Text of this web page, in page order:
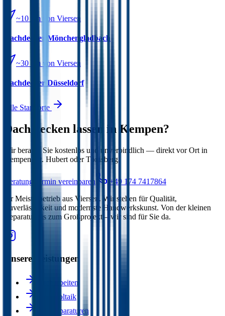
~10 km von Viersen
Dachdecker Mönchengladbach
~30 km von Viersen
Dachdecker Düsseldorf
Alle Standorte
Dach decken lassen in Kempen?
Wir beraten Sie kostenlos und unverbindlich — direkt vor Ort in
Kempen, St. Hubert oder Tönisberg.
Beratungstermin vereinbaren
+49 174 7417864
Ihr Meisterbetrieb aus Viersen. Wir stehen für Qualität,
Zuverlässigkeit und modernste Handwerkskunst. Von der kleinen
Reparatur bis zum Großprojekt – wir sind für Sie da.
Unsere Leistungen
Dacharbeiten
Photovoltaik
Dachreparaturen